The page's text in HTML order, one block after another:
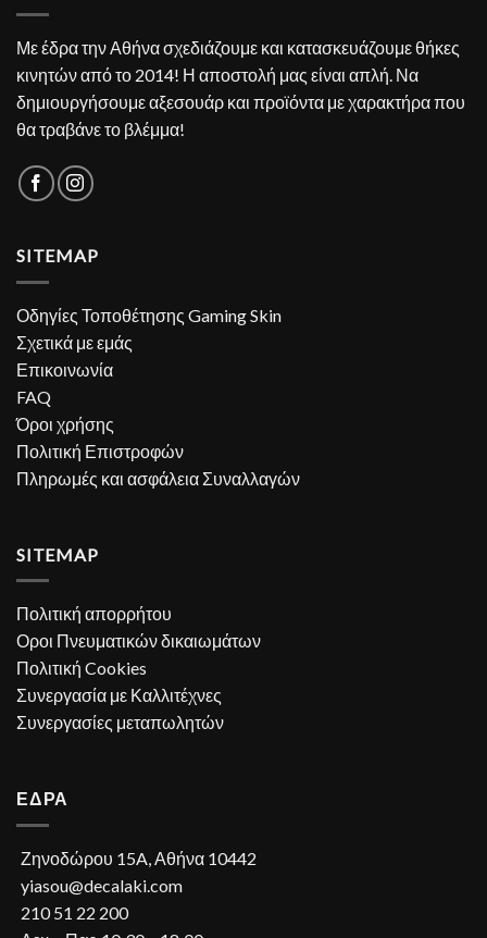
Με έδρα την Αθήνα σχεδιάζουμε και κατασκευάζουμε θήκες
κινητών από το 2014! Η αποστολή μας είναι απλή. Να
δημιουργήσουμε αξεσουάρ και προϊόντα με χαρακτήρα που
θα τραβάνε το βλέμμα!
SITEMAP
Οδηγίες Τοποθέτησης Gaming Skin
Σχετικά με εμάς
Επικοινωνία
FAQ
Όροι χρήσης
Πολιτική Επιστροφών
Πληρωμές και ασφάλεια Συναλλαγών
SITEMAP
Πολιτική απορρήτου
Οροι Πνευματικών δικαιωμάτων
Πολιτική Cookies
Συνεργασία με Καλλιτέχνες
Συνεργασίες μεταπωλητών
ΕΔΡΑ
Ζηνοδώρου 15A, Αθήνα 10442
yiasou@decalaki.com
210 51 22 200